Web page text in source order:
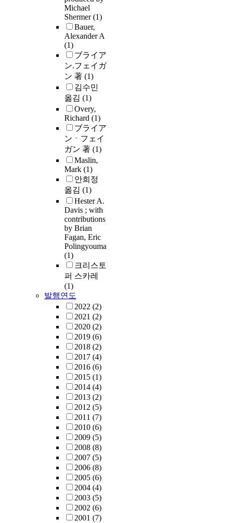
Michael
Shermer(1)
Bauer,
Alexander A
(1)
ブライア
ン.フェイガ
ン 著 (1)
김수민
옮김 (1)
Overy,
Richard (1)
ブライア
ンㆍフェイ
ガン 著 (1)
Maslin,
Mark (1)
안희정
옮김 (1)
Hester A.
Davis ; with
contributions
by Brian
Fagan, Eric
Polingyouma
(1)
크리스토
퍼 스카레
(1)
발행연도
2022 (2)
2021 (2)
2020 (2)
2019 (6)
2018 (2)
2017 (4)
2016 (6)
2015 (1)
2014 (4)
2013 (2)
2012 (5)
2011 (7)
2010 (6)
2009 (5)
2008 (8)
2007 (5)
2006 (8)
2005 (6)
2004 (4)
2003 (5)
2002 (6)
2001 (7)